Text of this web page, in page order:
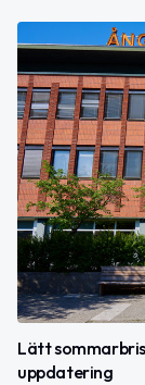
Lätt
uppdatering